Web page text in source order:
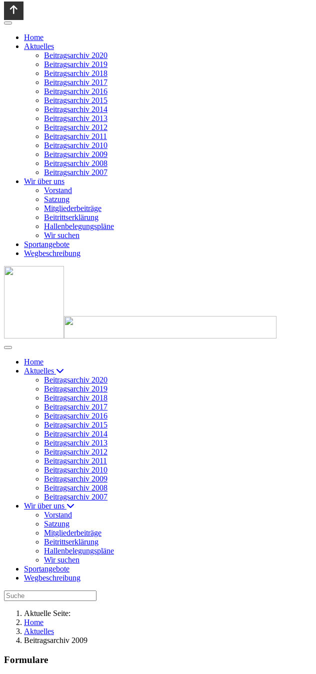
Home
Aktuelles
Beitragsarchiv 2020
Beitragsarchiv 2019
Beitragsarchiv 2018
Beitragsarchiv 2017
Beitragsarchiv 2016
Beitragsarchiv 2015
Beitragsarchiv 2014
Beitragsarchiv 2013
Beitragsarchiv 2012
Beitragsarchiv 2011
Beitragsarchiv 2010
Beitragsarchiv 2009
Beitragsarchiv 2008
Beitragsarchiv 2007
Wir über uns
Vorstand
Satzung
Mitgliederbeiträge
Beitrittserklärung
Hallenbelegungspläne
Wir suchen
Sportangebote
Wegbeschreibung
Home
Aktuelles
Beitragsarchiv 2020
Beitragsarchiv 2019
Beitragsarchiv 2018
Beitragsarchiv 2017
Beitragsarchiv 2016
Beitragsarchiv 2015
Beitragsarchiv 2014
Beitragsarchiv 2013
Beitragsarchiv 2012
Beitragsarchiv 2011
Beitragsarchiv 2010
Beitragsarchiv 2009
Beitragsarchiv 2008
Beitragsarchiv 2007
Wir über uns
Vorstand
Satzung
Mitgliederbeiträge
Beitrittserklärung
Hallenbelegungspläne
Wir suchen
Sportangebote
Wegbeschreibung
Aktuelle Seite:
Home
Aktuelles
Beitragsarchiv 2009
Formulare